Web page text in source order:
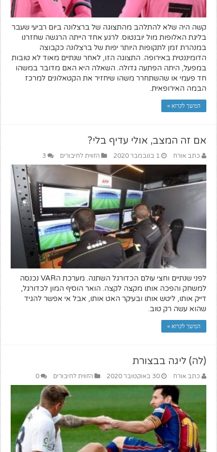
קשה היה שלא להתלהב מהתצוגה של ברצלונה ביום רביעי שעבר
בליגת האלופות מול יובנטוס. לרגע אחד הייתה הרגשה שחזרנו
במנהרת זמן לתקופות היותר יפות של ברצלונה כקבוצה
הדומיננטית באירופה. התצוגה הזו, לאחר שנתיים מאוד לא טובות
במפעל, היתה הפתעה גדולה. השאלה היא האם מדובר במשהו
חד פעמי או שהשתחרר משהו שיחזיר את הקטאלונים למרכז
הבמה האירופאית.
המשך לקרוא »
אם זה המצב, אולי עדיף בלי?
כתב אורח 1 בנובמבר 2020 הזווית לחיבורים 3
לפני שנתיים וחצי עולם הכדורגל השתנה. מערכת הVAR נכנסה
למשחק והפכה אותו מקצה לקצה. הואר הוסיף המון לכדורגל,
דייק אותו, ליטש אותו ובעיקר האט אותו, אבל אי אפשר להגיד
שהוא עשה רק טוב.
המשך לקרוא »
(לה) ליגה בבצורת
כתב אורח 30 באוקטובר 2020 הזווית לחיבורים 0